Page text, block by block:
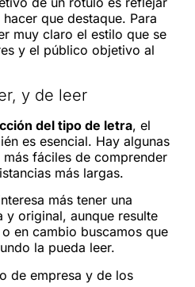
que destaque. Para
muy claro el estilo que se
y el público objetivo al
y de leer
del tipo de letra, el
es esencial. Hay algunas
fáciles de comprender
más largas.
más tener una
original, aunque resulte
en cambio buscamos que
la pueda leer.
de empresa y de los